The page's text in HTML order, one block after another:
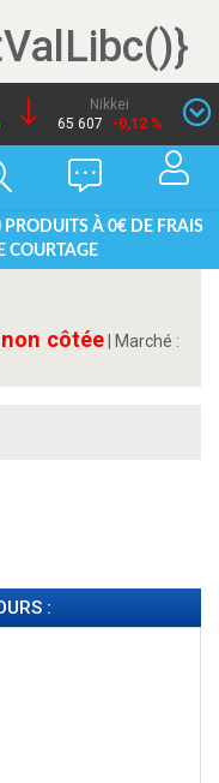
Nikkei
65 607
-0,12 %
PRODUITS À 0€ DE FRAIS
COURTAGE
côtée Marché :
: